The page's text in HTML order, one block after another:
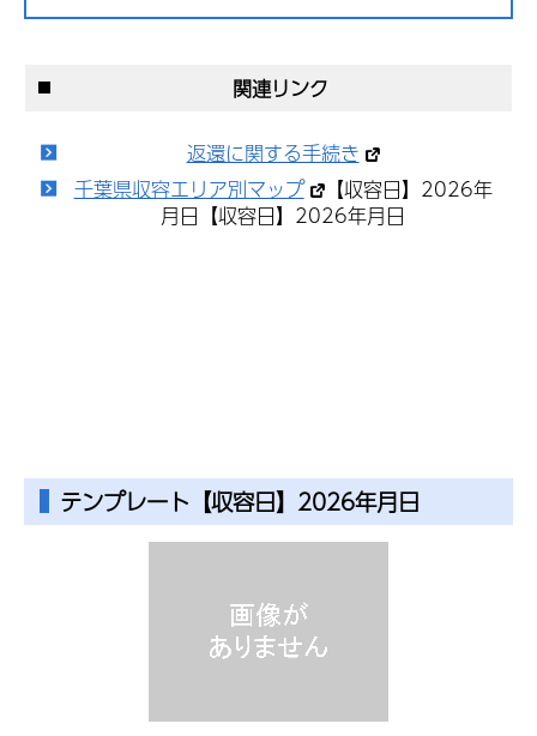
関連リンク
返還に関する手続き
千葉県収容エリア別マップ
【収容日】2026年
月日【収容日】2026年月日
テンプレート【収容日】2026年月日